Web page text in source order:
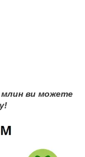
млин ви можете